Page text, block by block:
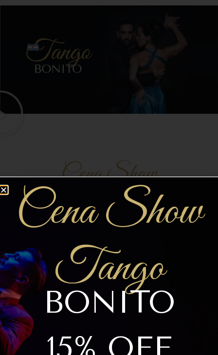
Cena Show
Menú
Cena Show
Tango
BONITO